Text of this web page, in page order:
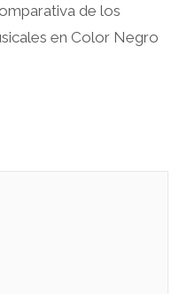
de los
en Color Negro